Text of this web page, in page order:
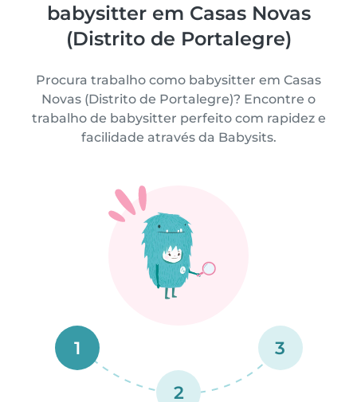
babysitter em Casas Novas
(Distrito de Portalegre)
Procura trabalho como babysitter em Casas
Novas (Distrito de Portalegre)? Encontre o
trabalho de babysitter perfeito com rapidez e
facilidade através da Babysits.
1
2
3